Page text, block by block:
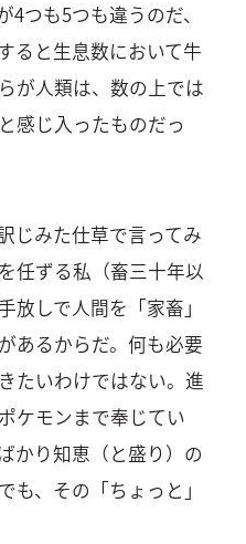
つも5つも違うのだ、
ると生息数において牛
が人類は、数の上では
感じ入ったものだっ
じみた仕草で言ってみ
任ずる私（畜三十年以
放しで人間を「家畜」
あるからだ。何も必要
たいわけではない。進
ケモンまで奉じてい
かり知恵（と盛り）の
も、その「ちょっと」